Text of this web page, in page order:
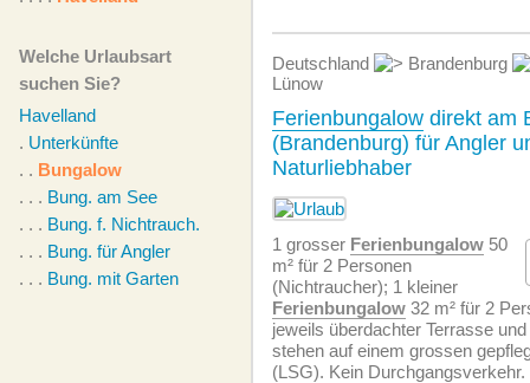
Welche Urlaubsart
suchen Sie?
Havelland
. Unterkünfte
. . Bungalow
. . . Bung. am See
. . . Bung. f. Nichtrauch.
. . . Bung. für Angler
. . . Bung. mit Garten
Deutschland
Brandenburg
Lünow
Ferienbungalow direkt am
(Brandenburg) für Angler
Naturliebhaber
1 grosser Ferienbungalow 50
m² für 2 Personen
(Nichtraucher); 1 kleiner
Ferienbungalow 32 m² für 2
jeweils überdachter Terrasse
stehen auf einem grossen
(LSG). Kein Durchgangsverkehr.